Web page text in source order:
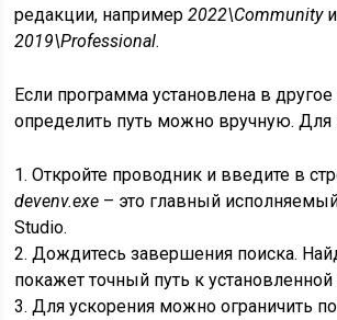
редакции, например2022\Community
2019\Professional.
Если программа установлена в другое
определить путь можно вручную. Для
1. Откройте проводник и введите в
devenv.exe – это главный
Studio.
2. Дождитесь завершения поиска.
покажет точный путь к установленной
3. Для ускорения можно ограничить